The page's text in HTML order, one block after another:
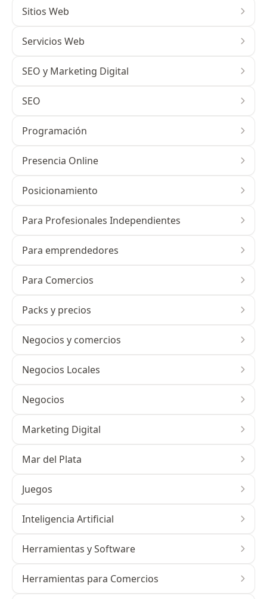
Sitios Web
Servicios Web
SEO y Marketing Digital
SEO
Programación
Presencia Online
Posicionamiento
Para Profesionales Independientes
Para emprendedores
Para Comercios
Packs y precios
Negocios y comercios
Negocios Locales
Negocios
Marketing Digital
Mar del Plata
Juegos
Inteligencia Artificial
Herramientas y Software
Herramientas para Comercios